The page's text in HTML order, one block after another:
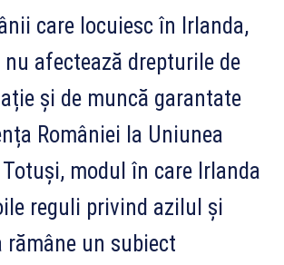
care locuiesc în Irlanda,
afectează drepturile de
și de muncă garantate
României la Uniunea
modul în care Irlanda
reguli privind azilul și
rămâne un subiect